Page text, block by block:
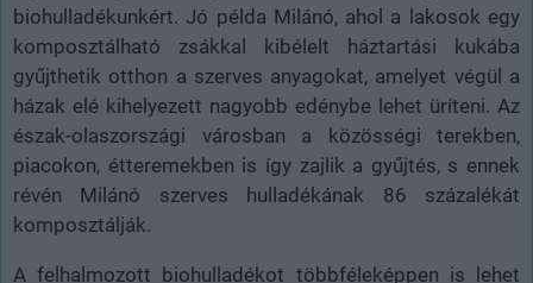
biohulladékunkért. Jó példa Milánó, ahol a lakosok egy
komposztálható zsákkal kibélelt háztartási kukába
gyűjthetik otthon a szerves anyagokat, amelyet végül a
házak elé kihelyezett nagyobb edénybe lehet üríteni. Az
észak-olaszországi városban a közösségi terekben,
piacokon, étteremekben is így zajlik a gyűjtés, s ennek
révén Milánó szerves hulladékának 86 százalékát
komposztálják.
A felhalmozott biohulladékot többféleképpen is lehet